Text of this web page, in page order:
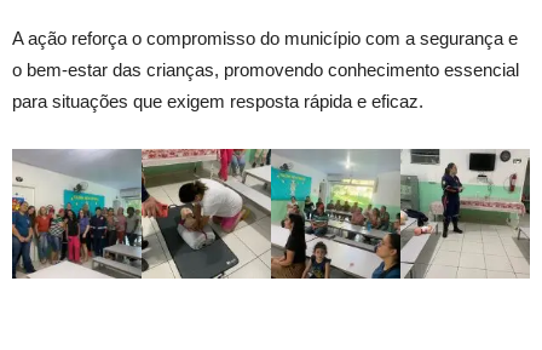
A ação reforça o compromisso do município com a segurança e
o bem-estar das crianças, promovendo conhecimento essencial
para situações que exigem resposta rápida e eficaz.